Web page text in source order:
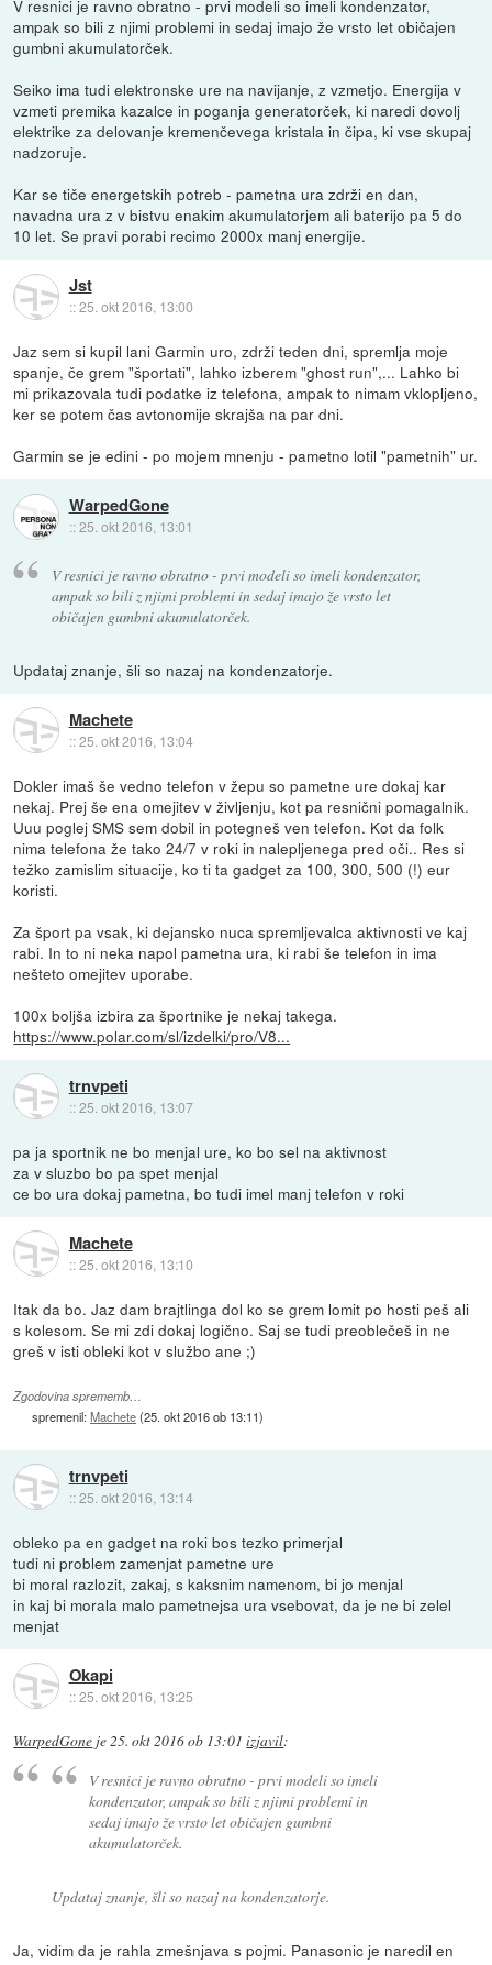
V resnici je ravno obratno - prvi modeli so imeli kondenzator,
ampak so bili z njimi problemi in sedaj imajo že vrsto let običajen
gumbni akumulatorček.
Seiko ima tudi elektronske ure na navijanje, z vzmetjo. Energija v
vzmeti premika kazalce in poganja generatorček, ki naredi dovolj
elektrike za delovanje kremenčevega kristala in čipa, ki vse skupaj
nadzoruje.
Kar se tiče energetskih potreb - pametna ura zdrži en dan,
navadna ura z v bistvu enakim akumulatorjem ali baterijo pa 5 do
10 let. Se pravi porabi recimo 2000x manj energije.
Jst
::25. okt 2016, 13:00
Jaz sem si kupil lani Garmin uro, zdrži teden dni, spremlja moje
spanje, če grem "športati", lahko izberem "ghost run",... Lahko bi
mi prikazovala tudi podatke iz telefona, ampak to nimam vklopljeno,
ker se potem čas avtonomije skrajša na par dni.
Garmin se je edini - po mojem mnenju - pametno lotil "pametnih" ur.
WarpedGone
::25. okt 2016, 13:01
V resnici je ravno obratno - prvi modeli so imeli kondenzator,
ampak so bili z njimi problemi in sedaj imajo že vrsto let
običajen gumbni akumulatorček.
Updataj znanje, šli so nazaj na kondenzatorje.
Machete
::25. okt 2016, 13:04
Dokler imaš še vedno telefon v žepu so pametne ure dokaj kar
nekaj. Prej še ena omejitev v življenju, kot pa resnični pomagalnik.
Uuu poglej SMS sem dobil in potegneš ven telefon. Kot da folk
nima telefona že tako 24/7 v roki in nalepljenega pred oči.. Res si
težko zamislim situacije, ko ti ta gadget za 100, 300, 500 (!) eur
koristi.
Za šport pa vsak, ki dejansko nuca spremljevalca aktivnosti ve kaj
rabi. In to ni neka napol pametna ura, ki rabi še telefon in ima
nešteto omejitev uporabe.
100x boljša izbira za športnike je nekaj takega.
https://www.polar.com/sl/izdelki/pro/V8...
trnvpeti
::25. okt 2016, 13:07
pa ja sportnik ne bo menjal ure, ko bo sel na aktivnost
za v sluzbo bo pa spet menjal
ce bo ura dokaj pametna, bo tudi imel manj telefon v roki
Machete
::25. okt 2016, 13:10
Itak da bo. Jaz dam brajtlinga dol ko se grem lomit po hosti peš ali
s kolesom. Se mi zdi dokaj logično. Saj se tudi preoblečeš in ne
greš v isti obleki kot v službo ane ;)
Zgodovina sprememb…
spremenil:Machete(25. okt 2016 ob 13:11)
trnvpeti
::25. okt 2016, 13:14
obleko pa en gadget na roki bos tezko primerjal
tudi ni problem zamenjat pametne ure
bi moral razlozit, zakaj, s kaksnim namenom, bi jo menjal
in kaj bi morala malo pametnejsa ura vsebovat, da je ne bi zelel
menjat
Okapi
::25. okt 2016, 13:25
WarpedGone je25. okt 2016 ob 13:01 izjavil:
V resnici je ravno obratno - prvi modeli so imeli
kondenzator, ampak so bili z njimi problemi in
sedaj imajo že vrsto let običajen gumbni
akumulatorček.
Updataj znanje, šli so nazaj na kondenzatorje.
Ja, vidim da je rahla zmešnjava s pojmi. Panasonic je naredil en